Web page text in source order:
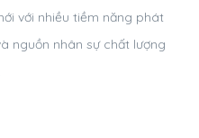
với nhiều tiềm năng phát
nguồn nhân sự chất lượng